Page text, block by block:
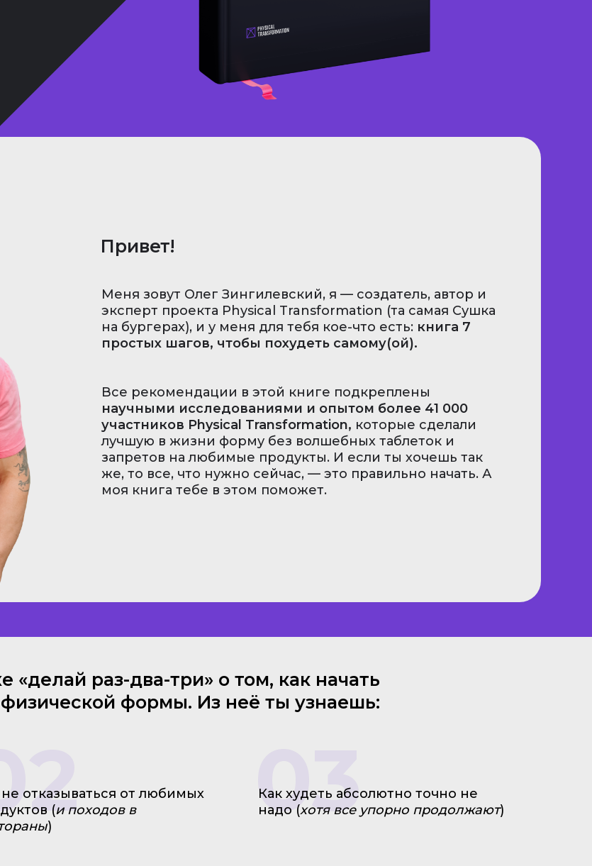
Меня зовут Олег Зингилевский, я — создатель, автор и
эксперт проекта Physical Transformation (та самая Сушка
на бургерах), и у меня для тебя кое-что есть: книга 7
простых шагов, чтобы похудеть самому(ой).
Все рекомендации в этой книге подкреплены
научными исследованиями и опытом более 41 000
участников Physical Transformation, которые сделали
лучшую в жизни форму без волшебных таблеток и
запретов на любимые продукты. И если ты хочешь так
же, то все, что нужно сейчас, — это правильно начать. А
моя книга тебе в этом поможет.
Привет!
03
«делай раз-два-три»‎ о том, как начать
формы. Из неё ты узнаешь:
не отказываться от любимых
(и походов в
)
Как худеть абсолютно точно не
надо (хотя все упорно продолжают)